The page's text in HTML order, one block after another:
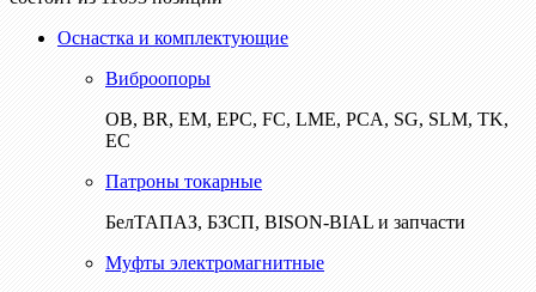
Оснастка и комплектующие
Виброопоры
ОВ, BR, EM, EPC, FC, LME, PCA, SG, SLM, TK,
EC
Патроны токарные
БелТАПАЗ, БЗСП, BISON-BIAL и запчасти
Муфты электромагнитные